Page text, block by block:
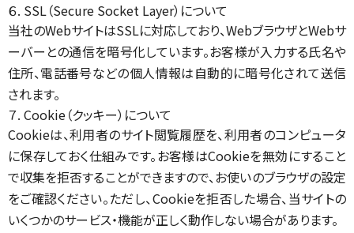
６. SSL（Secure Socket Layer）について
当社のWebサイトはSSLに対応しており、WebブラウザとWebサ
ーバーとの通信を暗号化しています。お客様が入力する氏名や
住所、電話番号などの個人情報は自動的に暗号化されて送信
されます。
７. Cookie（クッキー）について
Cookieは、利用者のサイト閲覧履歴を、利用者のコンピュータ
に保存しておく仕組みです。お客様はCookieを無効にすること
で収集を拒否することができますので、お使いのブラウザの設定
をご確認ください。ただし、Cookieを拒否した場合、当サイトの
いくつかのサービス・機能が正しく動作しない場合があります。